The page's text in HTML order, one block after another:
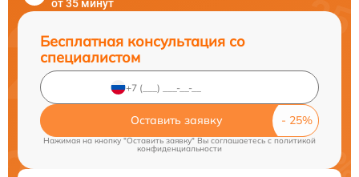
от 35 минут
Бесплатная консультация со
специалистом
Оставить заявку
Нажимая на кнопку "Оставить заявку" Вы соглашаетесь cполитикой
конфиденциальности